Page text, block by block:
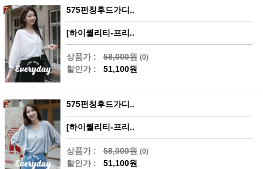
575펀칭후드가디..
[하이퀄리티-프리..
상품가 : 58,000원 (0)
할인가 : 51,100원
575펀칭후드가디..
[하이퀄리티-프리..
상품가 : 58,000원 (0)
할인가 : 51,100원